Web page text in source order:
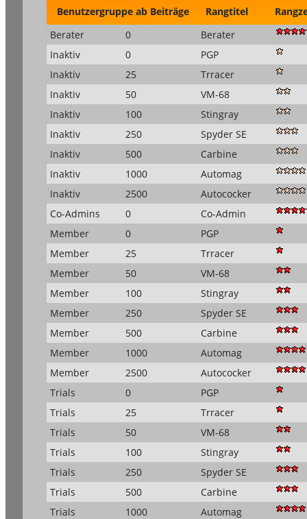
Benutzergruppe ab Beiträge Rangtitel
Berater
0
Berater
Inaktiv
0
PGP
Inaktiv
25
Trracer
Inaktiv
50
VM-68
Inaktiv
100
Stingray
Inaktiv
250
Spyder SE
Inaktiv
500
Carbine
Inaktiv
1000
Automag
Inaktiv
2500
Autococker
Co-Admins
0
Co-Admin
Member
0
PGP
Member
25
Trracer
Member
50
VM-68
Member
100
Stingray
Member
250
Spyder SE
Member
500
Carbine
Member
1000
Automag
Member
2500
Autococker
Trials
0
PGP
Trials
25
Trracer
Trials
50
VM-68
Trials
100
Stingray
Trials
250
Spyder SE
Trials
500
Carbine
Trials
1000
Automag